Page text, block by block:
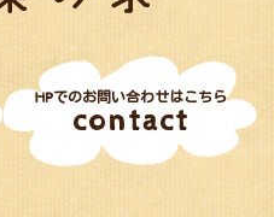
HPでのお問い合わせはこちら
contact